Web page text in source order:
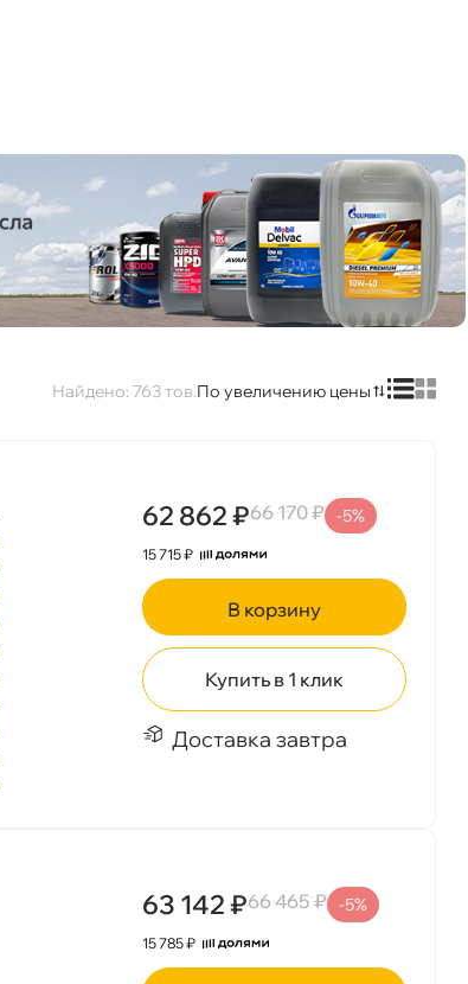
763 По увеличению цены
62 862 ₽66 170 ₽ -5%
15 715 ₽
корзину
Купить в 1 клик
Доставка завтра
63 142 ₽66 465 ₽ -5%
15 785 ₽